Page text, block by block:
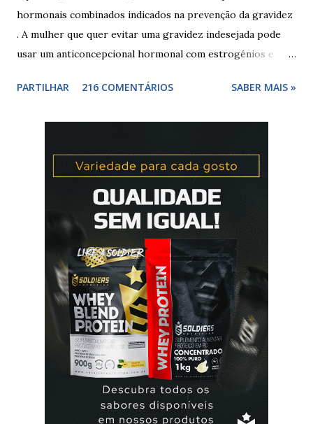
hormonais combinados indicados na prevenção da gravidez
. A mulher que quer evitar uma gravidez indesejada pode
usar um anticoncepcional hormonal com estrogénios e
para não correr riscos. Os anticoncepcionais yasmin® e
mulher deve tomar um comprimido por dia, seguindo
a ordem da cartela ou blister. No final da cartela ou blister
deve fazer uma pausa de 7 dias, para menstruar. A mulher
que usa a elani ciclo® pode ter que tomar seguida, deve
seguir a recomendação de seu médico. A yasmin® e elani
ciclo® são iguais? Sim são, ambas as pílulas têm a
mesma composição hormonal, apesar da yasmin ® ter
menos comprimidos, 21 comprimidos por carte...
PARTILHAR 216 COMENTÁRIOS SABER MAIS »